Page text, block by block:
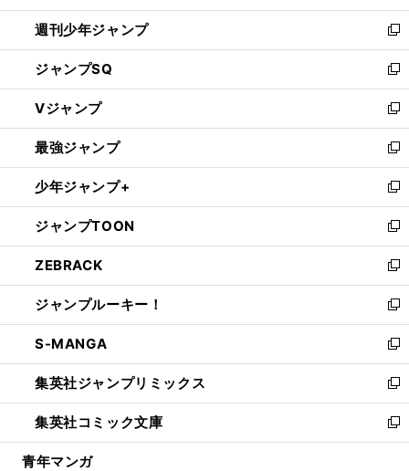
開
く
週刊少年ジャンプ
新
し
い
ウ
ィ
ン
ド
ウ
で
開
く
ジャンプSQ
新
し
い
ウ
ィ
ン
ド
ウ
で
開
く
Vジャンプ
新
し
い
ウ
ィ
ン
ド
ウ
で
開
く
最強ジャンプ
新
し
い
ウ
ィ
ン
ド
ウ
で
開
く
少年ジャンプ+
新
し
い
ウ
ィ
ン
ド
ウ
で
開
く
ジャンプTOON
新
し
い
ウ
ィ
ン
ド
ウ
で
開
く
ZEBRACK
新
し
い
ウ
ィ
ン
ド
ウ
で
開
ジャンプルーキー！
新
し
い
ウ
ィ
ン
ド
ウ
S-MANGA
新
し
い
ウ
ィ
ン
集英社ジャンプリミックス
新
し
い
ウ
集英社コミック文庫
新
し
青年マンガ